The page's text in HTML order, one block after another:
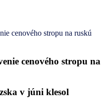
cenového stropu na ruskú
cenového stropu na
v júni klesol